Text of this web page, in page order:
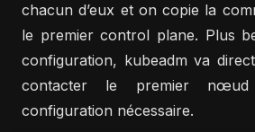
chacun d’eux et on copie la
le premier control plane. Plus
configuration, kubeadm va
contacter le premier
configuration nécessaire.